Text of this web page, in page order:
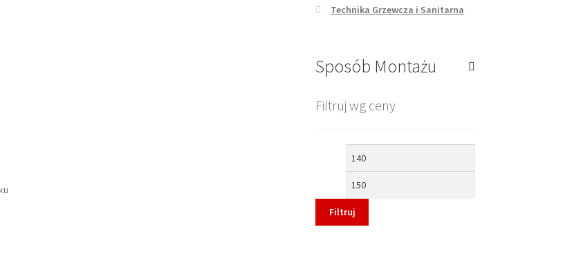
Technika Grzewcza i Sanitarna
Sposób Montażu
Filtruj wg ceny
Cena
Filtruj